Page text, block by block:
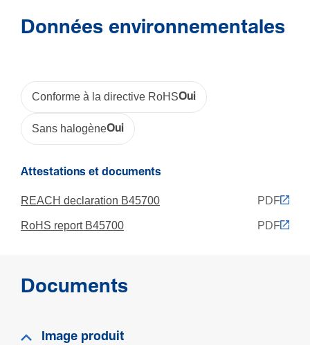
55 mm
Profondeur de montage
45 mm
Acces­soires
Pré-­équipé
Matière
Aluminium
Données environnementales
Conforme à la directive RoHSOui
Sans halogèneOui
Attestations et documents
REACH declaration B45700 PDF
RoHS report B45700 PDF
Documents
Image produit